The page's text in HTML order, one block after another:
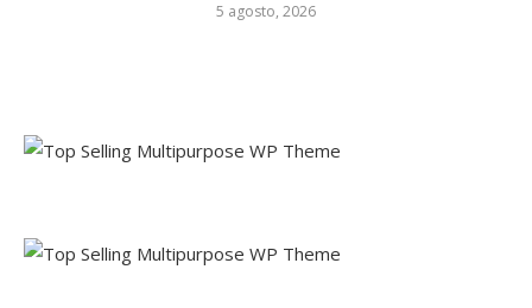
5 agosto, 2026